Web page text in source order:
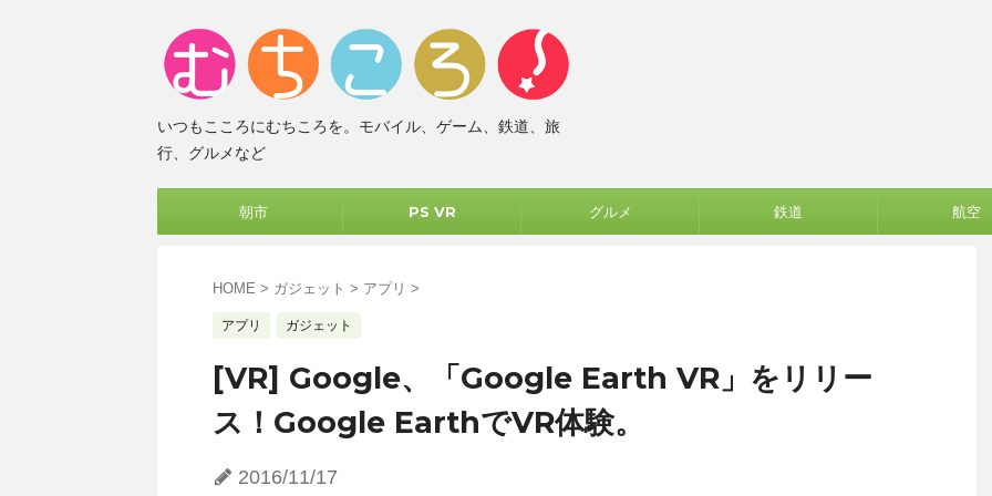
いつもこころにむちころを。モバイル、ゲーム、鉄道、旅
行、グルメなど
朝市 PS VR グルメ 鉄道 航空
HOME > ガジェット > アプリ >
アプリ ガジェット
[VR] Google、「Google Earth VR」をリリー
ス！Google EarthでVR体験。
2016/11/17